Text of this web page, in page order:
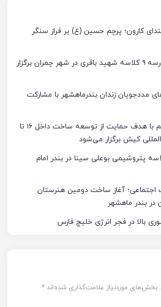
کارون؛ پرچم حسين (ع) بر فراز سنگر
آیین آغاز عملیات اجرایی مدرسه ۹ کلاسه شهید باقری در شهر چمران برگزار
مددجویان زندان بندرماهشهر با مشارکت
سومین دوره نمایشگاه پتروکم با هدف حمایت از توسعه ساخت داخل ۱۶ تا
کلنگ‌زنی دبستان ۱۲ کلاسه پتروشیمی بوعلی سینا در بندر امام
اجتماعی؛ آغاز ساخت دومین هنرستان
بندر ماهشهر
بالا در فجر انرژی خلیج فارس
بخش‌های موردنیاز علامت‌گذاری شده‌اند*